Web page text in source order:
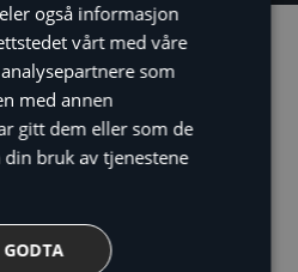
Lavtemperatur
radiator
Gulvvarme
også informasjon
vårt med våre
som
med annen
gitt dem eller som de
bruk av tjenestene
GODTA